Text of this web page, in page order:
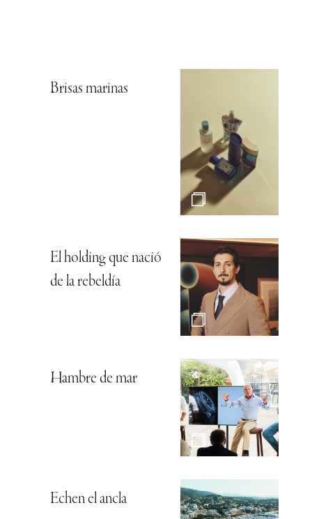
Brisas marinas
El holding que nació
de la rebeldía
Hambre de mar
Echen el ancla